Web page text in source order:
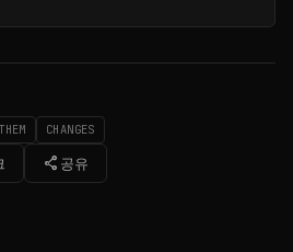
THEM CHANGES
share 공유